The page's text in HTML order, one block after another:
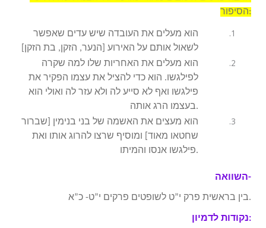
הסיפור:
הוא מעלים את העובדה שיש עדים שאפשר
לשאול אותם על האירוע [הנער, הזקן, בת הזקן]
הוא מעלים את האחריות שלו למה שקרה
לפילגשו. הוא כדי להציל את עצמו הפקיר את
פילגשו ואף לא סייע לה ולא עזר לה ואולי הוא
בעצמו הרג אותה.
הוא מעצים את האשמה של בני בנימין [שברור
שחטאו מאוד] ומוסיף שרצו להרוג אותו ואת
פילגשו אנסו והמיתו.
השוואה-
בין בראשית פרק י”ט לשופטים פרקים י”ט- כ”א.
נקודות לדמיון: